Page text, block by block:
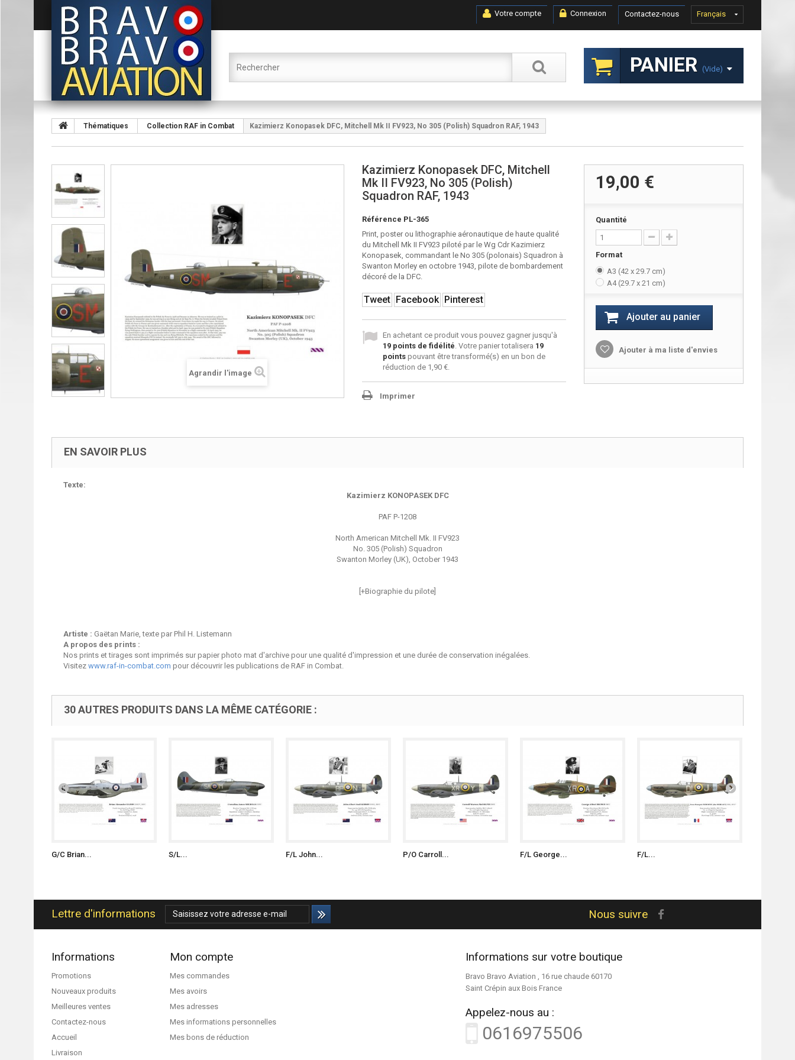
Français
Contactez-nous
Connexion
Votre compte
PANIER (vide)
Thématiques Collection RAF in Combat Kazimierz Konopasek DFC, Mitchell Mk II FV923, No 305 (Polish) Squadron RAF, 1943
Agrandir l'image
Kazimierz Konopasek DFC, Mitchell
Mk II FV923, No 305 (Polish)
Squadron RAF, 1943
Référence PL-365
Print, poster ou lithographie aéronautique de haute qualité
du Mitchell Mk II FV923 piloté par le Wg Cdr Kazimierz
Konopasek, commandant le No 305 (polonais) Squadron à
Swanton Morley en octobre 1943, pilote de bombardement
décoré de la DFC.
Tweet Facebook Pinterest
En achetant ce produit vous pouvez gagner jusqu'à
19points de fidélité. Votre panier totalisera 19
pointspouvant être transformé(s) en un bon de
réduction de 1,90 €.
Imprimer
19,00 €
Quantité
Format
A3 (42 x 29.7 cm)
A4 (29.7 x 21 cm)
Ajouter au panier
Ajouter à ma liste d'envies
EN SAVOIR PLUS
Texte:
Kazimierz KONOPASEK DFC
PAF P-1208
North American Mitchell Mk. II FV923
No. 305 (Polish) Squadron
Swanton Morley (UK), October 1943
[+Biographie du pilote]
Artiste : Gaëtan Marie, texte par Phil H. Listemann
A propos des prints :
Nos prints et tirages sont imprimés sur papier photo mat d'archive pour une qualité d'impression et une durée de conservation inégalées.
Visitez www.raf-in-combat.com pour découvrir les publications de RAF in Combat.
30 AUTRES PRODUITS DANS LA MÊME CATÉGORIE :
G/C Brian... S/L... F/L John... P/O Carroll... F/L George... F/L...
Lettre d'informations Nous suivre
Informations
Promotions
Nouveaux produits
Meilleures ventes
Contactez-nous
Accueil
Livraison
Mon compte
Mes commandes
Mes avoirs
Mes adresses
Mes informations personnelles
Mes bons de réduction
Informations sur votre boutique
Bravo Bravo Aviation , 16 rue chaude 60170
Saint Crépin aux Bois France
Appelez-nous au :
0616975506